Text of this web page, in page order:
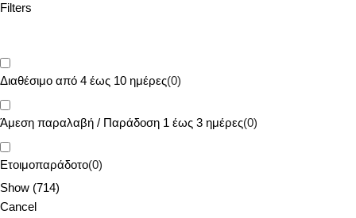
Filters
Διαθέσιμο από 4 έως 10 ημέρες(0)
Άμεση παραλαβή / Παράδoση 1 έως 3 ημέρες(0)
Ετοιμοπαράδοτο(0)
Show (714)
Cancel